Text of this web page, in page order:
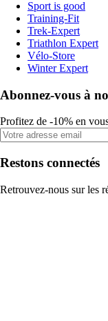
Sport is good
Training-Fit
Trek-Expert
Triathlon Expert
Vélo-Store
Winter Expert
Abonnez-vous à
Profitez de -10% en
Restons connectés
Retrouvez-nous sur les